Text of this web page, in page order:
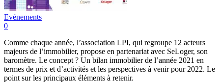
Evénements
0
Comme chaque année, l’association LPI, qui regroupe 12 acteurs
majeurs de l’immobilier, propose en partenariat avec SeLoger, son
baromètre. Le concept ? Un bilan immobilier de l’année 2021 en
termes de prix et d’activités et les perspectives à venir pour 2022. Le
point sur les principaux éléments à retenir.